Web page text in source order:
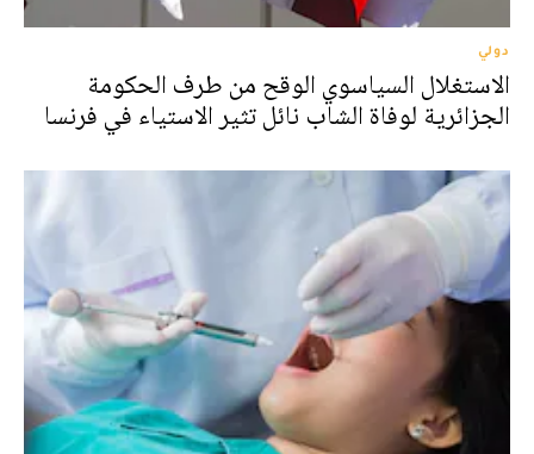
دولي
الاستغلال السياسوي الوقح من طرف الحكومة
الجزائرية لوفاة الشاب نائل تثير الاستياء في فرنسا